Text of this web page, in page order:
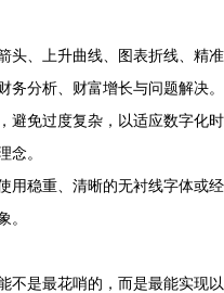
头、上升曲线、图表折线、精准
分析、财富增长与问题解决。
避免过度复杂，以适应数字化时
念。
用稳重、清晰的无衬线字体或经
。
不是最花哨的，而是最能实现以